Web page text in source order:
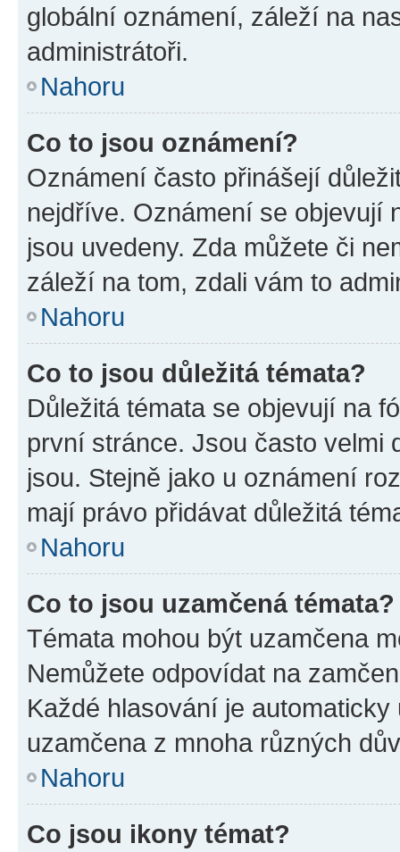
globální oznámení, záleží na
administrátoři.
Nahoru
Co to jsou oznámení?
Oznámení často přinášejí
nejdříve. Oznámení se objevují
jsou uvedeny. Zda můžete či
záleží na tom, zdali vám to
Nahoru
Co to jsou důležitá témata?
Důležitá témata se objevují na
první stránce. Jsou často velmi
jsou. Stejně jako u oznámení
mají právo přidávat důležitá
Nahoru
Co to jsou uzamčená témata?
Témata mohou být uzamčena
Nemůžete odpovídat na
Každé hlasování je
uzamčena z mnoha různých
Nahoru
Co jsou ikony témat?